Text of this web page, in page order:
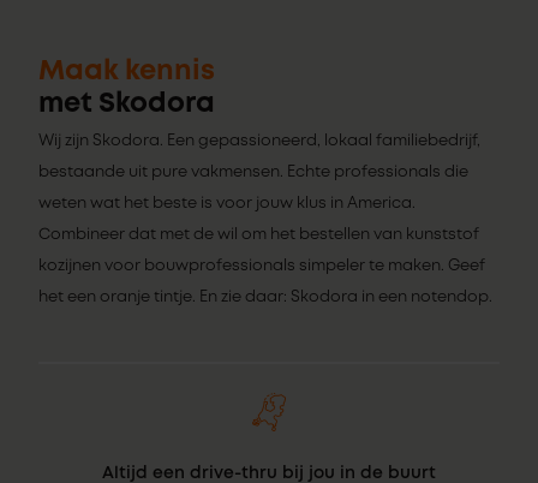
Maak kennis
met Skodora
Wij zijn Skodora. Een gepassioneerd, lokaal familiebedrijf,
bestaande uit pure vakmensen. Echte professionals die
weten wat het beste is voor jouw klus in America.
Combineer dat met de wil om het bestellen van kunststof
kozijnen voor bouwprofessionals simpeler te maken. Geef
het een oranje tintje. En zie daar: Skodora in een notendop.
Altijd een drive-thru bij jou in de buurt